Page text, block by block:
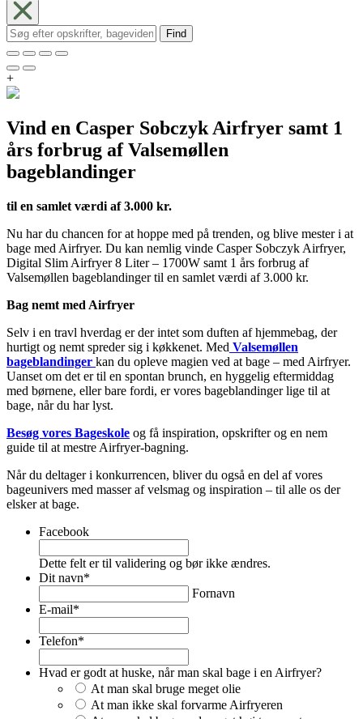
Find
+
Vind en Casper Sobczyk Airfryer samt 1
års forbrug af Valsemøllen
bageblandinger
til en samlet værdi af 3.000 kr.
Nu har du chancen for at hoppe med på trenden, og blive mester i at
bage med Airfryer. Du kan nemlig vinde Casper Sobczyk Airfryer,
Digital Slim Airfryer 8 Liter – 1700W samt 1 års forbrug af
Valsemøllen bageblandinger til en samlet værdi af 3.000 kr.
Bag nemt med Airfryer
Selv i en travl hverdag er der intet som duften af hjemmebag, der
hurtigt og nemt spreder sig i køkkenet. Med Valsemøllen
bageblandinger kan du opleve magien ved at bage – med Airfryer.
Uanset om det er til en spontan brunch, en hyggelig eftermiddag
med børnene, eller bare fordi, er vores bageblandinger lige til at
bage, når du har lyst.
Besøg vores Bageskole og få inspiration, opskrifter og en nem
guide til at mestre Airfryer-bagning.
Når du deltager i konkurrencen, bliver du også en del af vores
bageunivers med masser af velsmag og inspiration – til alle os der
elsker at bage.
Facebook
Dette felt er til validering og bør ikke ændres.
Dit navn*
Fornavn
E-mail*
Telefon*
Hvad er godt at huske, når man skal bage i en Airfryer?
At man skal bruge meget olie
At man ikke skal forvarme Airfryeren